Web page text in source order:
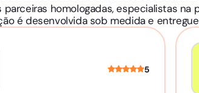
homologadas, especialistas na
é desenvolvida sob medida e
5